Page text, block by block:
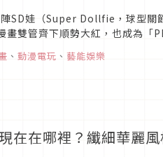
SD娃（Super Dollfie，球型關
畫雙管齊下順勢大紅，也成為
、 動漫電玩 、 藝能娛樂
在在哪裡？纖細華麗